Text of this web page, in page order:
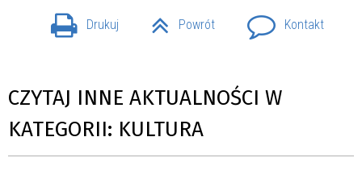
Drukuj Powrót Kontakt
CZYTAJ INNE AKTUALNOŚCI W
KATEGORII: KULTURA